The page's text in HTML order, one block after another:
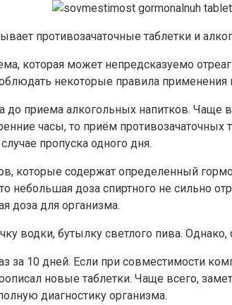
противозачаточные таблетки и
которая может непредсказуемо
некоторые правила применения
до приема алкогольных напитков. Чаще
часы, то приём
пропуска одного дня.
которые содержат определенный
небольшая доза спиртного не сильно
доза для организма.
бутылку светлого пива. Однако,
10 дней. Если при совместимости
новые таблетки. Чаще всего,
диагностику организма.